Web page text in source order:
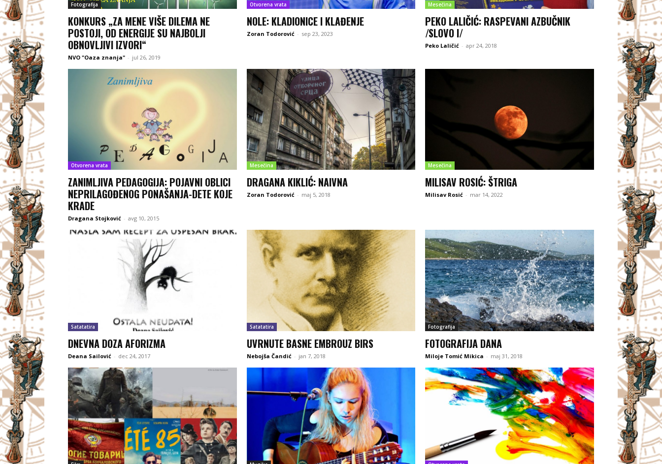
Fotografija
KONKURS „ZA MENE VIŠE DILEMA NE
POSTOJI, OD ENERGIJE SU NAJBOLJI
OBNOVLJIVI IZVORI“
NVO "Oaza znanja" - jul 26, 2019
Otvorena vrata
NOLE: KLADIONICE I KLAĐENJE
Zoran Todorović - sep 23, 2023
Mesečina
PEKO LALIČIĆ: RASPEVANI AZBUČNIK
/SLOVO I/
Peko Laličić - apr 24, 2018
Otvorena vrata
ZANIMLJIVA PEDAGOGIJA: POJAVNI OBLICI
NEPRILAGOĐENOG PONAŠANJA-DETE KOJE
KRADE
Dragana Stojković - avg 10, 2015
Mesečina
DRAGANA KIKLIĆ: NAIVNA
Zoran Todorović - maj 5, 2018
Mesečina
MILISAV ROSIĆ: ŠTRIGA
Milisav Rosić - mar 14, 2022
Satatatira
DNEVNA DOZA AFORIZMA
Deana Sailović - dec 24, 2017
Satatatira
UVRNUTE BASNE EMBROUZ BIRS
Nebojša Čandić - jan 7, 2018
Fotografija
FOTOGRAFIJA DANA
Miloje Tomić Mikica - maj 31, 2018